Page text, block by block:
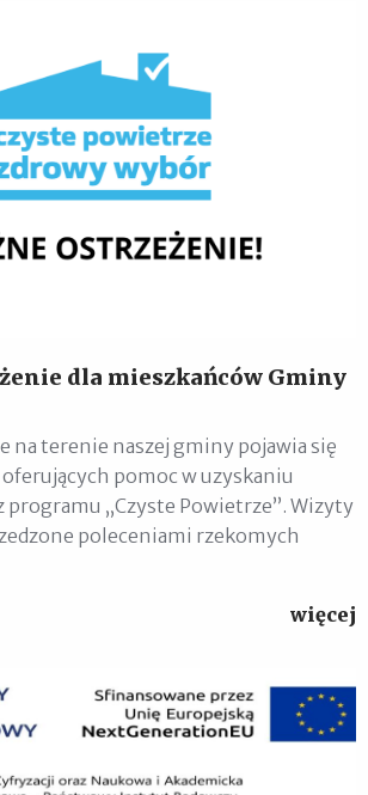
dla mieszkańców Gminy
na terenie naszej gminy pojawia się
pomoc w uzyskaniu
programu „Czyste Powietrze”. Wizyty
poleceniami rzekomych
więcej